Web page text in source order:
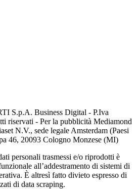
S.p.A. Business Digital - P.Iva
riservati - Per la pubblicità Mediamond
N.V., sede legale Amsterdam (Paesi
46, 20093 Cologno Monzese (MI)
personali trasmessi e/o riprodotti è
all’addestramento di sistemi di
È altresì fatto divieto espresso di
di data scraping.